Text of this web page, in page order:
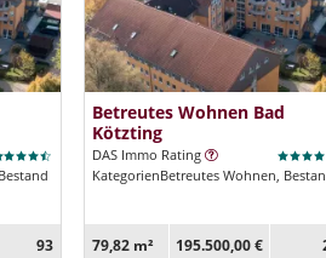
93
Betreutes Wohnen Bad
Kötzting
DAS Immo Rating
KategorienBetreutes Wohnen,
79,82 m²
195.500,00 €